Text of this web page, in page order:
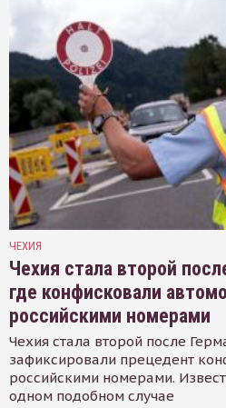
ЧЕХИЯ
Чехия стала второй
где конфисковали
российскими номерами
Чехия стала второй после
зафиксировали прецедент
российскими номерами.
одном подобном случае